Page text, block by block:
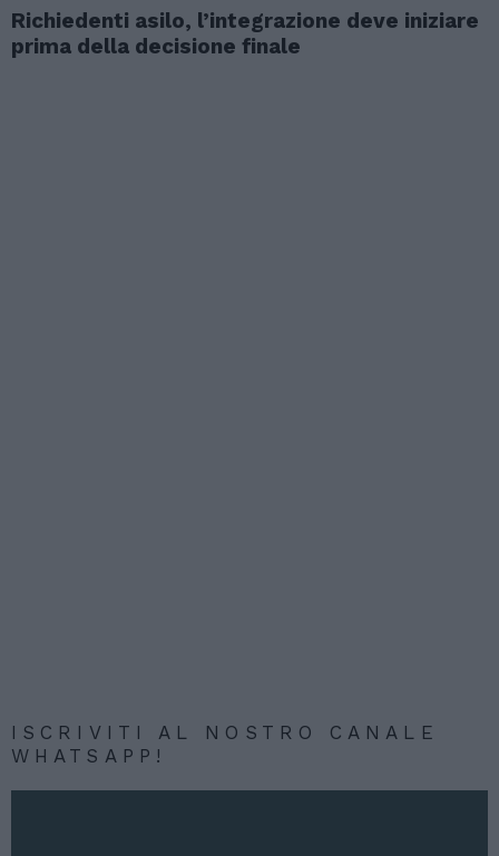
Richiedenti asilo, l’integrazione deve iniziare
prima della decisione finale
ISCRIVITI AL NOSTRO CANALE
WHATSAPP!